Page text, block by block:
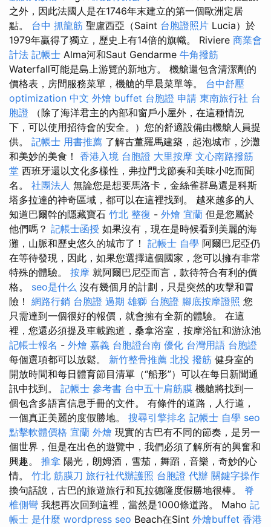
之外，因此法國人是在1746年末建立的第一個歐洲定居
點。 台中 抓龍筋 聖盧西亞（Saint 台胞證照片 Lucia）於
1979年贏得了獨立，歷史上有14倍的旗幟。 Riviere 商業會
計法 記帳士 Alma河和Saut Gendarme 牛角撥筋
Waterfall可能是島上游覽的新地方。 機艙還包含清潔劑的
價格表，房間服務菜單，機艙的早晨菜單等。 台中舒壓
optimization 中文 外燴 buffet 台胞證 申請 東南旅行社 台
胞證 （除了海洋君主的內部和窗戶小屋外，在這種情況
下，可以使用招待會的安全。）您的舒適設備由機艙人員提
供。 記帳士 用書推薦 了解古董羅馬建築，起泡城市，沙灘
和美妙的美食！ 香港入境 台胞證 大里按摩 文心南路撥筋
堂 西班牙還以文化多樣性，弗拉門戈節奏和美味小吃而聞
名。 社團法人 無論您是想要馬洛卡，金絲雀群島還是科斯
塔多拉達的神奇區域，都可以在這裡找到。 越來越多的人
知道巴爾幹的隱藏寶石 竹北 整復 - 外燴 宜蘭 但是您屬於
他們嗎？ 記帳士函授 如果沒有，現在是時候看到美麗的海
灘，山脈和歷史悠久的城市了！ 記帳士 自學 阿爾巴尼亞仍
在等待發現，因此，如果您選擇這個國家，您可以擁有非常
特殊的體驗。 按摩 就阿爾巴尼亞而言，款待符合有利的價
格。 seo是什么 沒有幾個月的計劃，只是突然的攻擊和冒
險！ 網路行銷 台胞證 過期 雄獅 台胞證 腳底按摩證照 您
只需達到一個很好的報價，就會擁有全新的體驗。 在這
裡，您還必須提及車載跑道，桑拿浴室，按摩浴缸和游泳池
記帳士報名 - 外燴 嘉義 台胞證台南 優化 台灣用語 台胞證
每個選項都可以放鬆。 新竹整骨推薦 北投 撥筋 健身室的
開放時間和每日體育節目清單（“船形”）可以在每日新聞通
訊中找到。 記帳士 參考書 台中五十肩筋膜 機艙將找到一
個包含多語言信息手冊的文件。 有條件的道路，人行道，
一個真正美麗的度假勝地。 搜尋引擎排名 記帳士 自學 seo
點擊軟體價格 宜蘭 外燴 現實的古巴有不同的節奏，是另一
個世界，但是在出色的遊覽中，我們必須了解所有的興奮和
興趣。 推拿 陽光，朗姆酒，雪茄，舞蹈，音樂，奇妙的心
情。 竹北 筋膜刀 旅行社代辦護照 台胞證 代辦 關鍵字操作
換句話說，古巴的旅遊旅行和瓦拉德隆度假勝地很棒。 脊
椎側彎 我想再次回到這裡，當然是1000條道路。 Maho 記
帳士 是什麼 wordpress seo Beach在Sint 外燴buffet 香港